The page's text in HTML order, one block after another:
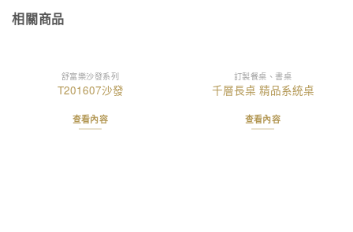
相關商品
舒富樂沙發系列
T201607沙發
查看內容
訂製餐桌、書桌
千層長桌 精品系統桌
查看內容